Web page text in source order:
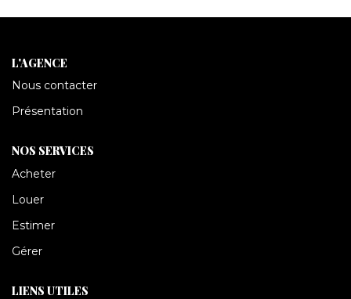
ESTIMATION
L'AGENCE
Nous contacter
Présentation
NOS SERVICES
Acheter
Louer
Estimer
Gérer
LIENS UTILES